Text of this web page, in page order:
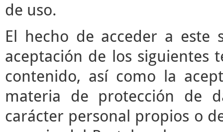
de uso.
El hecho de acceder a
aceptación de los siguientes
contenido, así como la
materia de protección de
carácter personal propios o